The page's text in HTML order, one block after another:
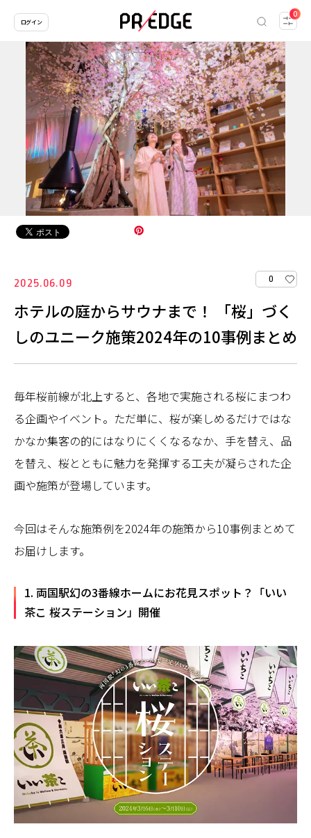
0
ログイン
2025.06.09 0
ホテルの庭からサウナまで！ 「桜」づく
しのユニーク施策2024年の10事例まとめ
毎年桜前線が北上すると、各地で実施される桜にまつわ
る企画やイベント。ただ単に、桜が楽しめるだけではな
かなか集客の的にはなりにくくなるなか、手を替え、品
を替え、桜とともに魅力を発揮する工夫が凝らされた企
画や施策が登場しています。
今回はそんな施策例を2024年の施策から10事例まとめて
お届けします。
1. 両国駅幻の3番線ホームにお花見スポット？「いい
茶こ 桜ステーション」開催